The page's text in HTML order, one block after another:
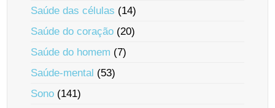
Saúde das células (14)
Saúde do coração (20)
Saúde do homem (7)
Saúde-mental (53)
Sono (141)